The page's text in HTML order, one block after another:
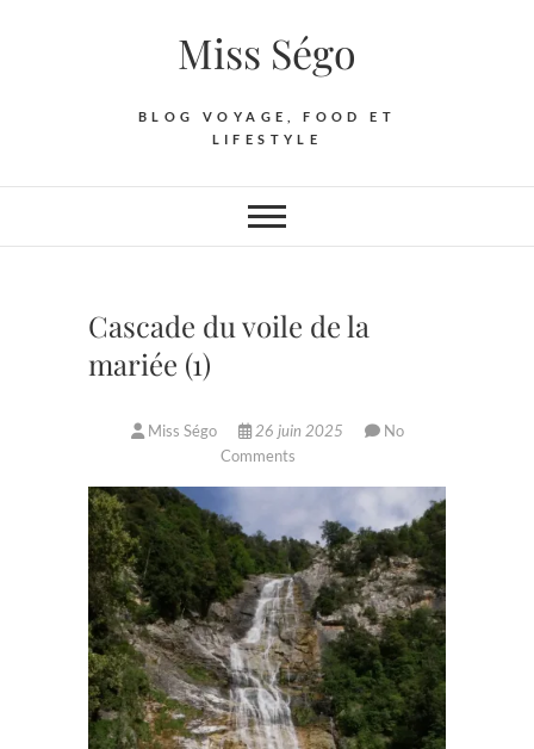
Miss Ségo
BLOG VOYAGE, FOOD ET
LIFESTYLE
Cascade du voile de la
mariée (1)
Miss Ségo 26 juin 2025
No
Comments